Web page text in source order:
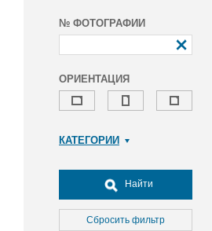
№ ФОТОГРАФИИ
ОРИЕНТАЦИЯ
КАТЕГОРИИ
Досуг, туризм и отдых
Культура
Медицина
Найти
Сбросить фильтр